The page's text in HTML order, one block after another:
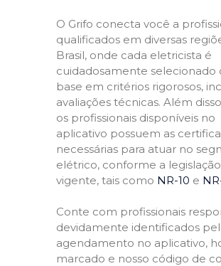
O Grifo conecta você a
qualificados em diversas
Brasil, onde cada eletricista é
cuidadosamente selecionado
base em critérios rigorosos,
avaliações técnicas. Além
os profissionais disponíveis no
aplicativo possuem as
necessárias para atuar no
elétrico, conforme a legislação
vigente, tais como NR-10 e
Conte com profissionais
devidamente identificados
agendamento no aplicativo,
marcado e nosso código de